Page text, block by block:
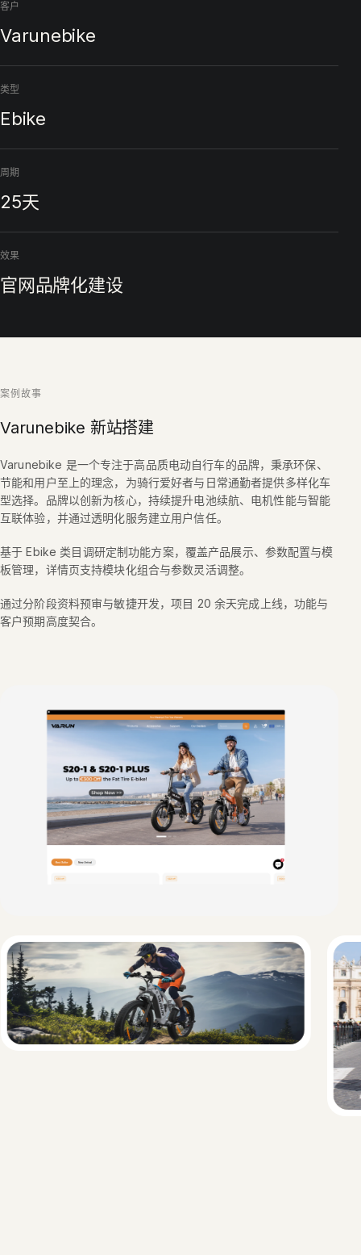
客户
Varunebike
类型
Ebike
周期
25天
效果
官网品牌化建设
案例故事
Varunebike 新站搭建
Varunebike 是一个专注于高品质电动自行车的品牌，秉承环保、
节能和用户至上的理念，为骑行爱好者与日常通勤者提供多样化车
型选择。品牌以创新为核心，持续提升电池续航、电机性能与智能
互联体验，并通过透明化服务建立用户信任。
基于 Ebike 类目调研定制功能方案，覆盖产品展示、参数配置与模
板管理，详情页支持模块化组合与参数灵活调整。
通过分阶段资料预审与敏捷开发，项目 20 余天完成上线，功能与
客户预期高度契合。